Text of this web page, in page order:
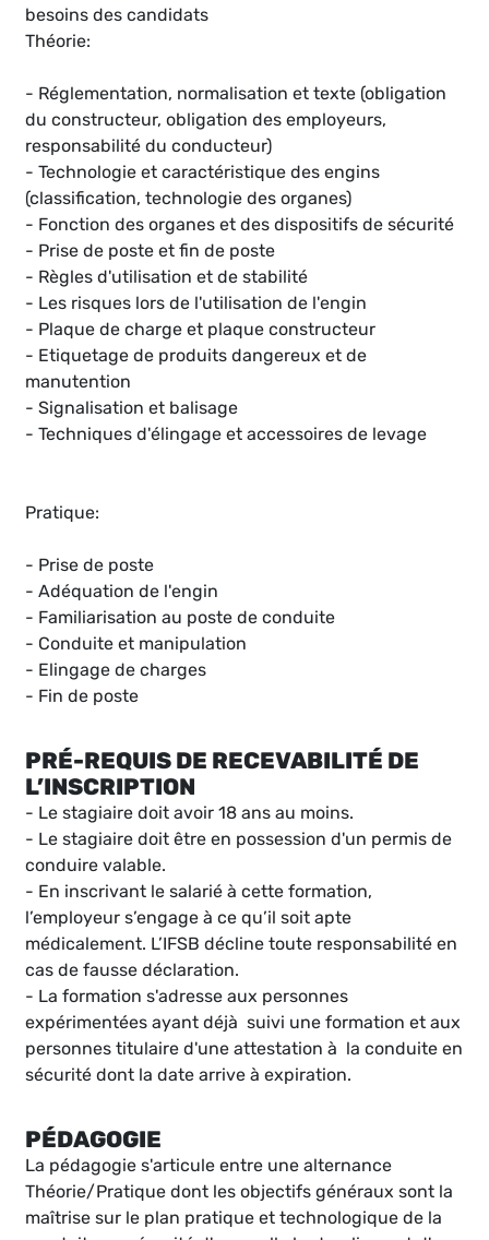
besoins des candidats
Théorie:
- Réglementation, normalisation et texte (obligation
du constructeur, obligation des employeurs,
responsabilité du conducteur)
- Technologie et caractéristique des engins
(classification, technologie des organes)
- Fonction des organes et des dispositifs de sécurité
- Prise de poste et fin de poste
- Règles d'utilisation et de stabilité
- Les risques lors de l'utilisation de l'engin
- Plaque de charge et plaque constructeur
- Etiquetage de produits dangereux et de
manutention
- Signalisation et balisage
- Techniques d'élingage et accessoires de levage
Pratique:
- Prise de poste
- Adéquation de l'engin
- Familiarisation au poste de conduite
- Conduite et manipulation
- Elingage de charges
- Fin de poste
PRÉ-REQUIS DE RECEVABILITÉ DE
L’INSCRIPTION
- Le stagiaire doit avoir 18 ans au moins.
- Le stagiaire doit être en possession d'un permis de
conduire valable.
- En inscrivant le salarié à cette formation,
l’employeur s’engage à ce qu’il soit apte
médicalement. L’IFSB décline toute responsabilité en
cas de fausse déclaration.
- La formation s'adresse aux personnes
expérimentées ayant déjà suivi une formation et aux
personnes titulaire d'une attestation à la conduite en
sécurité dont la date arrive à expiration.
PÉDAGOGIE
La pédagogie s'articule entre une alternance
Théorie/Pratique dont les objectifs généraux sont la
maîtrise sur le plan pratique et technologique de la